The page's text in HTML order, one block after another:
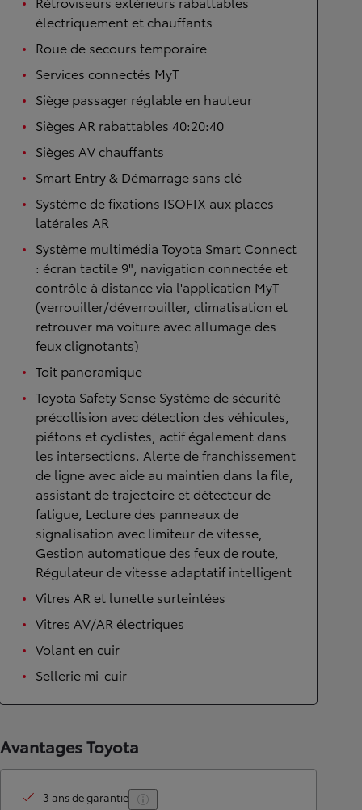
électriquement et chauffants
Roue de secours temporaire
Services connectés MyT
Siège passager réglable en hauteur
Sièges AR rabattables 40:20:40
Sièges AV chauffants
Smart Entry & Démarrage sans clé
Système de fixations ISOFIX aux places
latérales AR
Système multimédia Toyota Smart Connect
: écran tactile 9", navigation connectée et
contrôle à distance via l'application MyT
(verrouiller/déverrouiller, climatisation et
retrouver ma voiture avec allumage des
feux clignotants)
Toit panoramique
Toyota Safety Sense Système de sécurité
précollision avec détection des véhicules,
piétons et cyclistes, actif également dans
les intersections. Alerte de franchissement
de ligne avec aide au maintien dans la file,
assistant de trajectoire et détecteur de
fatigue, Lecture des panneaux de
signalisation avec limiteur de vitesse,
Gestion automatique des feux de route,
Régulateur de vitesse adaptatif intelligent
Vitres AR et lunette surteintées
Vitres AV/AR électriques
Volant en cuir
Sellerie mi-cuir
Avantages Toyota
3 ans de garantie